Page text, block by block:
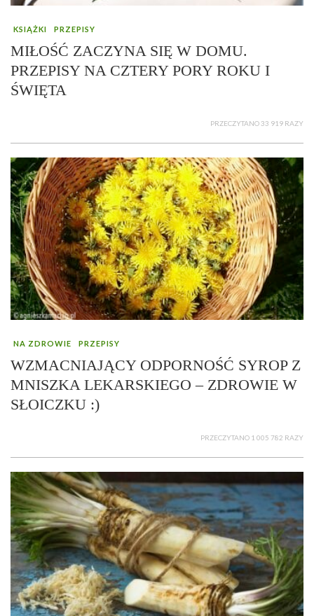
KSIĄŻKI PRZEPISY
MIŁOŚĆ ZACZYNA SIĘ W DOMU.
PRZEPISY NA CZTERY PORY ROKU I
ŚWIĘTA
PRZECZYTANO 33 919 RAZY
NA ZDROWIE PRZEPISY
WZMACNIAJĄCY ODPORNOŚĆ SYROP Z
MNISZKA LEKARSKIEGO – ZDROWIE W
SŁOICZKU :)
PRZECZYTANO 1 005 782 RAZY